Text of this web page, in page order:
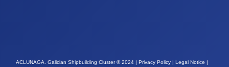
ACLUNAGA. Galician Shipbuilding Cluster©2024 | Privacy Policy Legal Notice